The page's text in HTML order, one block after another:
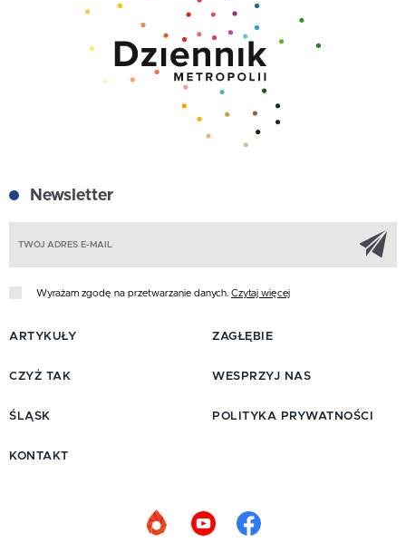
Newsletter
Wyrażam zgodę na przetwarzanie danych. Czytaj więcej
ARTYKUŁY
CZYŻ TAK
ŚLĄSK
ZAGŁĘBIE
WESPRZYJ NAS
POLITYKA PRYWATNOŚCI
KONTAKT